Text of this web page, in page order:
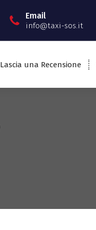
Email
info@taxi-sos.it
Lascia una Recensione